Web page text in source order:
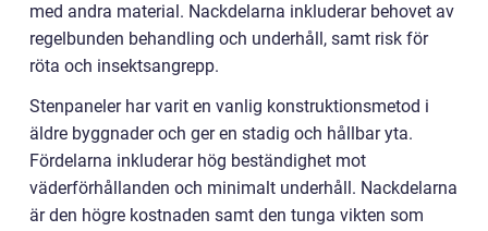
med andra material. Nackdelarna inkluderar behovet av
regelbunden behandling och underhåll, samt risk för
röta och insektsangrepp.
Stenpaneler har varit en vanlig konstruktionsmetod i
äldre byggnader och ger en stadig och hållbar yta.
Fördelarna inkluderar hög beständighet mot
väderförhållanden och minimalt underhåll. Nackdelarna
är den högre kostnaden samt den tunga vikten som